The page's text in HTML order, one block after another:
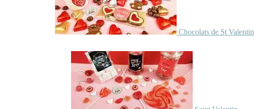
Chocolats de St Valentin